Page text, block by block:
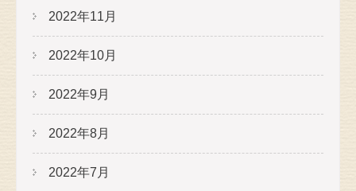
2022年11月
2022年10月
2022年9月
2022年8月
2022年7月